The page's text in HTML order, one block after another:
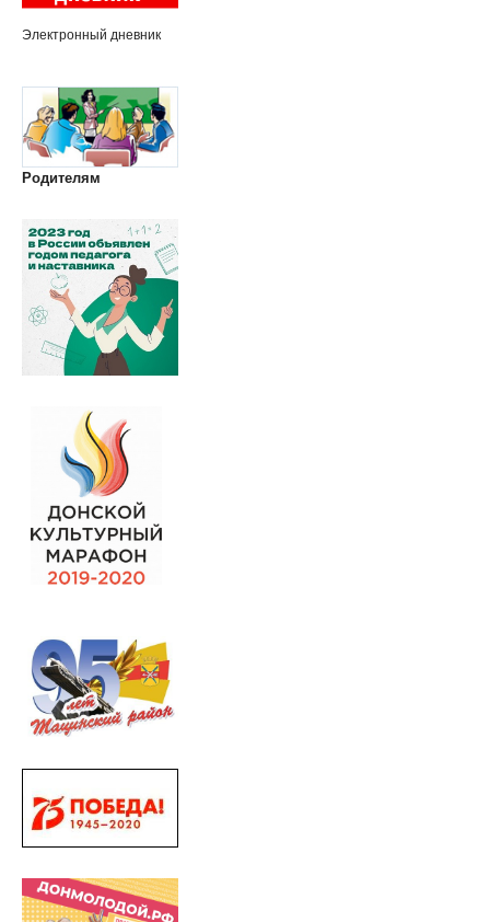
Электронный дневник
Родителям